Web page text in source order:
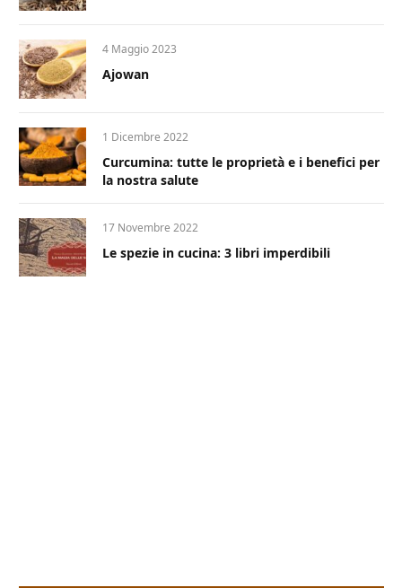
4 Maggio 2023
Ajowan
1 Dicembre 2022
Curcumina: tutte le proprietà e i benefici per
la nostra salute
17 Novembre 2022
Le spezie in cucina: 3 libri imperdibili